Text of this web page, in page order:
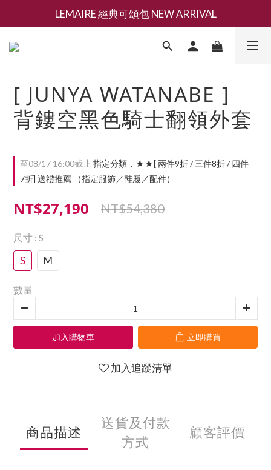
新會員募集現領抵用千元購物金
LEMAIRE 經典可頌包 NEW ARRIVAL
香氛 / 家居 / 餐廚 [ 全館折上兩件9折，三件享85折 】
[ JUNYA WATANABE ]
背鏤空黑色騎士翻領外套
至08/17 16:00截止 指定分類，★★[ 兩件9折 / 三件8折 / 四件
7折] 送禮推薦 （指定服飾／鞋履／配件）
NT$27,190 NT$54,380
尺寸 : S
S M
數量
加入購物車 立即購買
加入追蹤清單
商品描述
送貨及付款
方式
顧客評價